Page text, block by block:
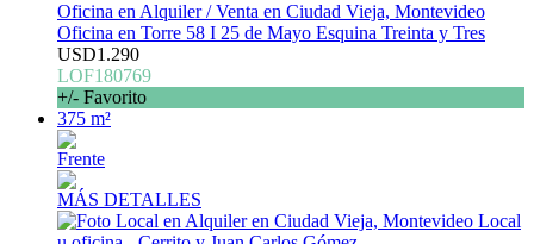
Oficina en Alquiler / Venta en Ciudad Vieja, Montevideo
Oficina en Torre 58 I 25 de Mayo Esquina Treinta y Tres
USD1.290
LOF180769
+/- Favorito
375 m²
Frente
MÁS DETALLES